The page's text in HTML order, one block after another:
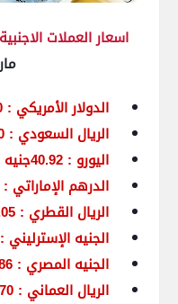
اسعار العملات
الدولار الأمريكي : 33.00جنيه
الريال السعودي : 8.80جنيه
اليورو : 40.92جنيه
الدرهم الإماراتي : 9.04جنيه
الريال القطري : 9.05 جنيه
الجنيه الإسترليني :
الجنيه المصري : 1.86جنيه
الريال العماني : 46.70